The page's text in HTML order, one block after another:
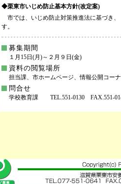
◆栗東市いじめ防止基本方針(改定案)
市では、いじめ防止対策推進法に基づき
す。
募集期間
１月15日(月)～２月９日(金)
資料の閲覧場所
担当課、市ホームページ、情報公開コー
問合せ
学校教育課 TEL.551-0130 FAX.551-